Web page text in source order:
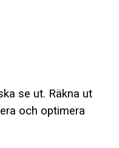
se ut. Räkna ut
och optimera